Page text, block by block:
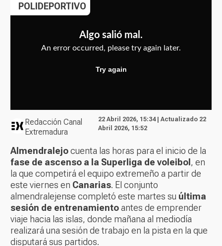
POLIDEPORTIVO
Redacción Canal
Extremadura
22 Abril 2026, 15:34 | Actualizado 22
Abril 2026, 15:52
Almendralejocuenta las horas para el inicio de la
fase de ascenso a la Superliga de voleibol , en
la que competirá el equipo extremeño a partir de
este viernes en Canarias. El conjunto
almendralejense completó este martes su última
sesión de entrenamientoantes de emprender
viaje hacia las islas, donde mañana al mediodía
realizará una sesión de trabajo en la pista en la que
disputará sus partidos.